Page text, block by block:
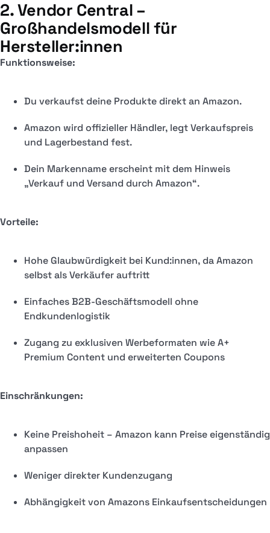
2. Vendor Central –
Großhandelsmodell für
Hersteller:innen
Funktionsweise:
Du verkaufst deine Produkte direkt an Amazon.
Amazon wird offizieller Händler, legt Verkaufspreis
und Lagerbestand fest.
Dein Markenname erscheint mit dem Hinweis
„Verkauf und Versand durch Amazon“.
Vorteile:
Hohe Glaubwürdigkeit bei Kund:innen, da Amazon
selbst als Verkäufer auftritt
Einfaches B2B-Geschäftsmodell ohne
Endkundenlogistik
Zugang zu exklusiven Werbeformaten wie A+
Premium Content und erweiterten Coupons
Einschränkungen:
Keine Preishoheit – Amazon kann Preise eigenständig
anpassen
Weniger direkter Kundenzugang
Abhängigkeit von Amazons Einkaufsentscheidungen